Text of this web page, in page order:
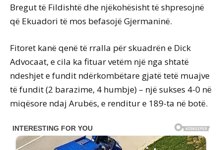
Bregut të Fildishtë dhe njëkohësisht të shpresojnë
që Ekuadori të mos befasojë Gjermaninë.
Fitoret kanë qenë të rralla për skuadrën e Dick
Advocaat, e cila ka fituar vetëm një nga shtatë
ndeshjet e fundit ndërkombëtare gjatë tetë muajve
të fundit (2 barazime, 4 humbje) – një sukses 4-0 në
miqësore ndaj Arubës, e renditur e 189-ta në botë.